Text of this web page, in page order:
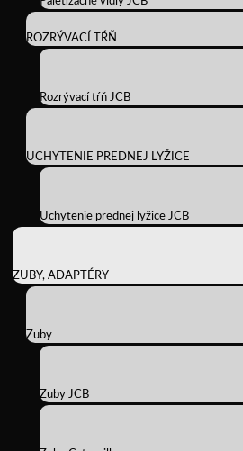
ROZRÝVACÍ TŔŇ
Rozrývací tŕň JCB
UCHYTENIE PREDNEJ LYŽICE
Uchytenie prednej lyžice JCB
ZUBY, ADAPTÉRY
Zuby
Zuby JCB